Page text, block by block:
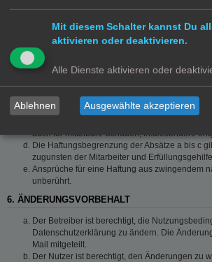
grob fahrlässigem Verhalten oder bei Schäden
Vertragspflichten (Kardinalpflichten) auf die bei
typischerweise vorhersehbaren Schäden und
auf die vertragstypischen
für mittelbare Folgeschäden wie insbesondere
Die Haftung ist gegenüber Unternehmern
Leben, Körper und Gesundheit oder
fahrlässigem Verhalten des Betreibers auf die
typischerweise vorhersehbaren Schäden und
auch für mittelbare Schäden, insbesondere
Die Haftungsbegrenzung der Absätze a bis c
zugunsten der Mitarbeiter und
Ansprüche für eine Haftung aus zwingendem
unberührt.
6. ÄNDERUNGSVORBEHALT
Der Betreiber ist berechtigt, die
Datenschutzerklärung zu ändern. Die
Mail mitgeteilt.
Der Nutzer ist berechtigt, den Änderungen zu
Mit diesem Schalter kannst Du
aktivieren oder deaktivieren.
Alle Dienste aktivieren oder
Ablehnen Ausgewählte akzeptieren